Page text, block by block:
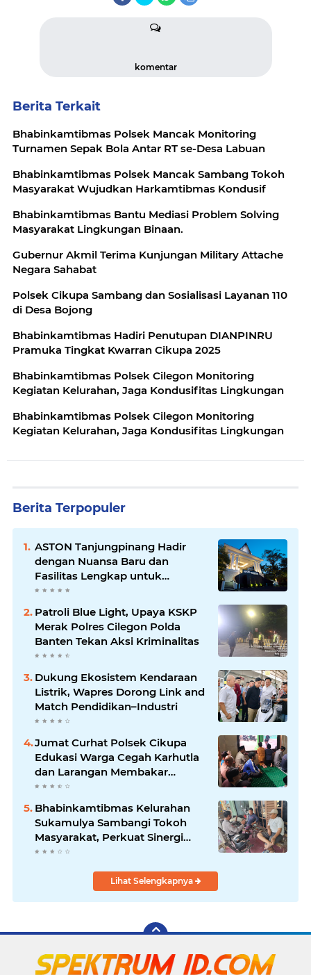
komentar
Berita Terkait
Bhabinkamtibmas Polsek Mancak Monitoring
Turnamen Sepak Bola Antar RT se-Desa Labuan
Bhabinkamtibmas Polsek Mancak Sambang Tokoh
Masyarakat Wujudkan Harkamtibmas Kondusif
Bhabinkamtibmas Bantu Mediasi Problem Solving
Masyarakat Lingkungan Binaan.
Gubernur Akmil Terima Kunjungan Military Attache
Negara Sahabat
Polsek Cikupa Sambang dan Sosialisasi Layanan 110
di Desa Bojong
Bhabinkamtibmas Hadiri Penutupan DIANPINRU
Pramuka Tingkat Kwarran Cikupa 2025
Bhabinkamtibmas Polsek Cilegon Monitoring
Kegiatan Kelurahan, Jaga Kondusifitas Lingkungan
Bhabinkamtibmas Polsek Cilegon Monitoring
Kegiatan Kelurahan, Jaga Kondusifitas Lingkungan
Berita Terpopuler
ASTON Tanjungpinang Hadir
dengan Nuansa Baru dan
Fasilitas Lengkap untuk
Kenyamanan Tamu
Patroli Blue Light, Upaya KSKP
Merak Polres Cilegon Polda
Banten Tekan Aksi Kriminalitas
Dukung Ekosistem Kendaraan
Listrik, Wapres Dorong Link and
Match Pendidikan–Industri
Jumat Curhat Polsek Cikupa
Edukasi Warga Cegah Karhutla
dan Larangan Membakar
Sampah
Bhabinkamtibmas Kelurahan
Sukamulya Sambangi Tokoh
Masyarakat, Perkuat Sinergi
Jaga Kamtibmas
Lihat Selengkapnya